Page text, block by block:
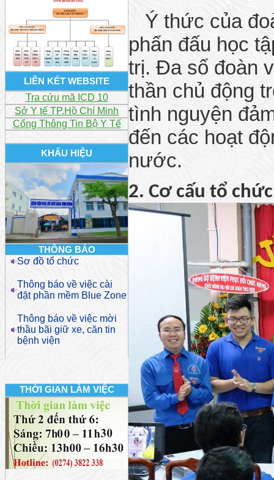
LIÊN KẾT WEBSITE
Tra cứu mã ICD 10
Sở Y tế TP.Hồ Chí Minh
Cổng Thông Tin Bộ Y Tế
KHẨU HIỆU
THÔNG BÁO
Sơ đồ tổ chức
Thông báo về việc cài
đặt phần mềm Blue Zone
Thông báo về việc mời
thầu bãi giữ xe, căn tin
bệnh viện
THỜI GIAN LÀM VIỆC
Ý thức của
phấn đấu học
trị. Đa số đoàn
thần chủ động
tình nguyện
đến các hoạt
nước.
2. Cơ cấu tổ